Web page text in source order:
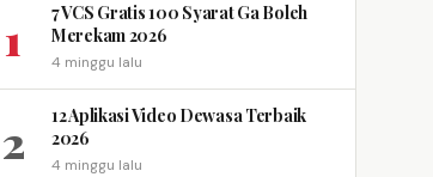
1
7 VCS Gratis 100 Syarat Ga Boleh
Merekam 2026
4 minggu lalu
2
12 Aplikasi Video Dewasa Terbaik
2026
4 minggu lalu